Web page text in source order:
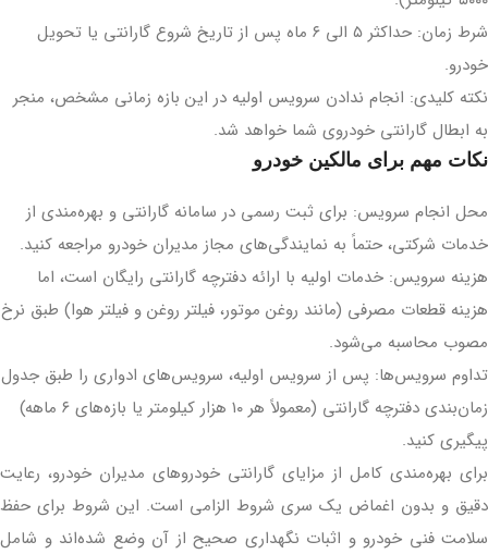
شرط زمان: حداکثر ۵ الی ۶ ماه پس از تاریخ شروع گارانتی یا تحویل
خودرو.
نکته کلیدی: انجام ندادن سرویس اولیه در این بازه زمانی مشخص، منجر
به ابطال گارانتی خودروی شما خواهد شد.
نکات مهم برای مالکین خودرو
محل انجام سرویس: برای ثبت رسمی در سامانه گارانتی و بهره‌مندی از
خدمات شرکتی، حتماً به نمایندگی‌های مجاز مدیران خودرو مراجعه کنید.
هزینه سرویس: خدمات اولیه با ارائه دفترچه گارانتی رایگان است، اما
هزینه قطعات مصرفی (مانند روغن موتور، فیلتر روغن و فیلتر هوا) طبق نرخ
مصوب محاسبه می‌شود.
تداوم سرویس‌ها: پس از سرویس اولیه، سرویس‌های ادواری را طبق جدول
زمان‌بندی دفترچه گارانتی (معمولاً هر ۱۰ هزار کیلومتر یا بازه‌های ۶ ماهه)
پیگیری کنید.
برای بهره‌مندی کامل از مزایای گارانتی خودروهای مدیران خودرو، رعایت
دقیق و بدون اغماض یک سری شروط الزامی است. این شروط برای حفظ
سلامت فنی خودرو و اثبات نگهداری صحیح از آن وضع شده‌اند و شامل